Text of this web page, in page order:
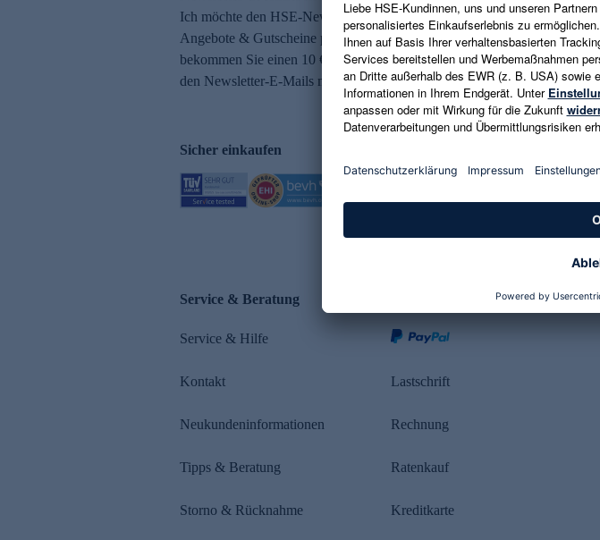
Ich möchte den HSE-Newsletter abonnieren und aktuelle Trends,
Angebote & Gutscheine per E-Mail erhalten. Als Dankeschön
bekommen Sie einen 10 € Gutschein. Eine Abmeldung ist jederzeit in
den Newsletter-E-Mails möglich.
Sicher einkaufen
Service & Beratung
Service & Hilfe
Kontakt
Neukundeninformationen
Tipps & Beratung
Storno & Rücknahme
Lastschrift
Rechnung
Ratenkauf
Kreditkarte